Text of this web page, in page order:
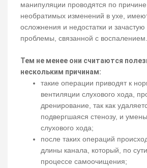
манипуляции проводятся по
необратимых изменений в ухе,
осложнения и недостатки и
проблемы, связанной с воспалением.
Тем не менее они считаются
нескольким причинам:
такие операции приводят к
вентиляции слухового хода,
дренирование, так как
подвергшаяся стенозу, и
слухового хода;
после таких операций
длины канала, который, по
процессе самоочищения;